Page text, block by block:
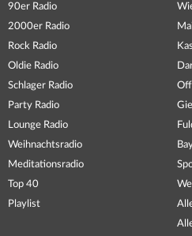
90er Radio
2000er Radio
Rock Radio
Oldie Radio
Schlager Radio
Party Radio
Lounge Radio
Weihnachtsradio
Meditationsradio
Top 40
Playlist